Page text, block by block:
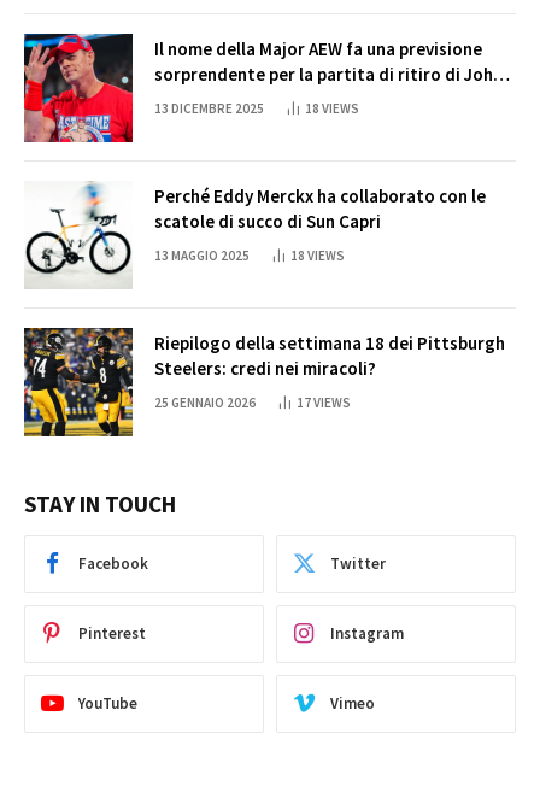
Il nome della Major AEW fa una previsione
sorprendente per la partita di ritiro di John
Cena
13 DICEMBRE 2025 18 VIEWS
Perché Eddy Merckx ha collaborato con le
scatole di succo di Sun Capri
13 MAGGIO 2025 18 VIEWS
Riepilogo della settimana 18 dei Pittsburgh
Steelers: credi nei miracoli?
25 GENNAIO 2026 17VIEWS
STAY IN TOUCH
Facebook Twitter
Pinterest Instagram
YouTube Vimeo